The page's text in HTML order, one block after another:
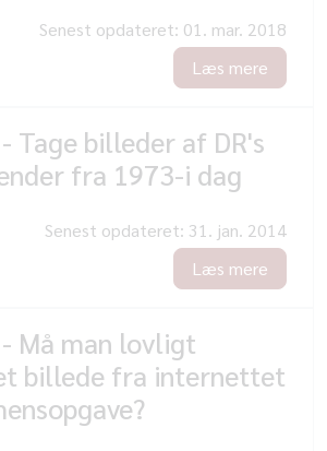
Senest opdateret: 01. mar. 2018
Læs mere
Tage billeder af DR's
fra 1973-i dag
Senest opdateret: 31. jan. 2014
Læs mere
Må man lovligt
billede fra internettet